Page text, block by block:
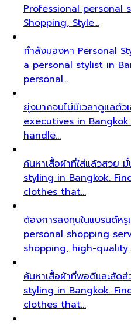
Professional personal
Shopping, Style…
กำลังมองหา Personal
a personal stylist in
personal…
ยุ่งมากจนไม่มีเวลาดูแลตัว
executives in
handle…
ค้นหาเสื้อผ้าที่ใส่แล้วสวย มั่
styling in Bangkok.
clothes that…
ต้องการลงทุนในแบรนด์หรู
personal shopping
shopping, high-
ค้นหาเสื้อผ้าที่พอดีและสัดส่
styling in Bangkok.
clothes that…